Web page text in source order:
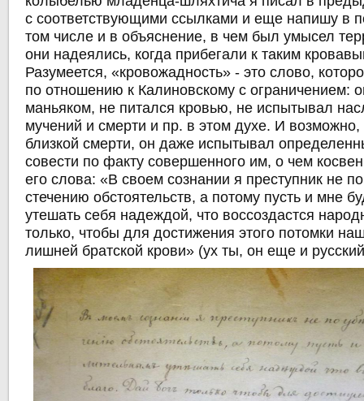
с соответствующими ссылками и еще напишу в
том числе и в объяснение, в чем был умысел
они надеялись, когда прибегали к таким
Разумеется, «кровожадность» - это слово,
по отношению к Калиновскому с ограничением:
маньяком, не питался кровью, не испытывал
мучений и смерти и пр. в этом духе. И
близкой смерти, он даже испытывал
совести по факту совершенного им, о чем
его слова: «В своем сознании я преступник не
стечению обстоятельств, а потому пусть и мне
утешать себя надеждой, что воссоздастся
только, чтобы для достижения этого потомки
лишней братской крови» (ух ты, он еще и